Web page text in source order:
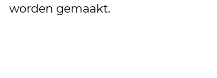
worden gemaakt.